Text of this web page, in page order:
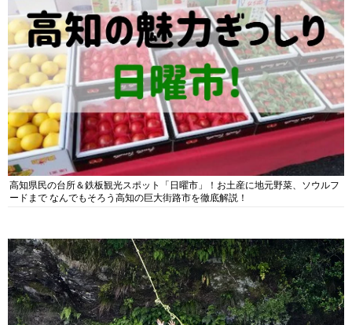
高知県民の台所＆鉄板観光スポット「日曜市」！お土産に地元野菜、ソウルフ
ードまで なんでもそろう高知の巨大街路市を徹底解説！